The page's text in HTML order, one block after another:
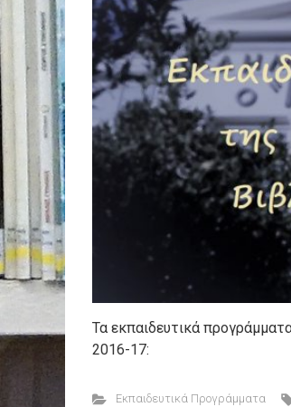
Τα εκπαιδευτικά
2016-17:
Εκπαιδευτικά Προγράμματα